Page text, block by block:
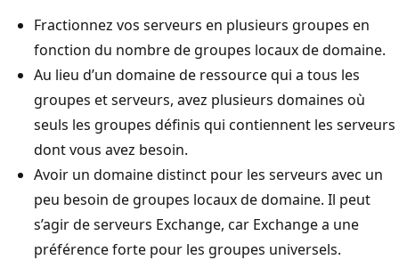
Fractionnez vos serveurs en plusieurs groupes en
fonction du nombre de groupes locaux de domaine.
Au lieu d’un domaine de ressource qui a tous les
groupes et serveurs, avez plusieurs domaines où
seuls les groupes définis qui contiennent les serveurs
dont vous avez besoin.
Avoir un domaine distinct pour les serveurs avec un
peu besoin de groupes locaux de domaine. Il peut
s’agir de serveurs Exchange, car Exchange a une
préférence forte pour les groupes universels.